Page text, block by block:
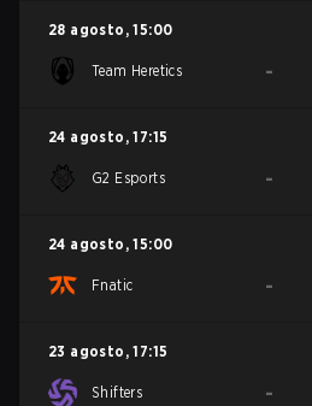
28 agosto , 15:00
Team Heretics -
24 agosto , 17:15
G2 Esports -
24 agosto , 15:00
Fnatic -
23 agosto , 17:15
Shifters -